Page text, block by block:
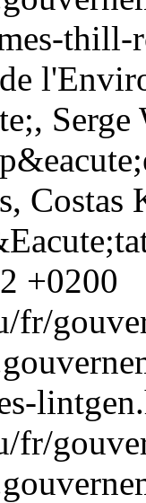
thill-
Serge
+0200
fr/
fr/